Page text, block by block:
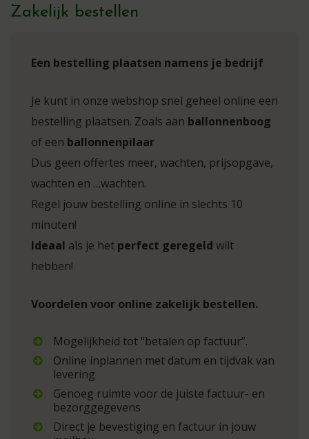
Zakelijk bestellen
Een bestelling plaatsen namens je bedrijf
Je kunt in onze webshop snel geheel online een
bestelling plaatsen. Zoals aan ballonnenboog
of een ballonnenpilaar
Dus geen offertes meer, wachten, prijsopgave,
wachten en …wachten.
Regel jouw bestelling online in slechts 10
minuten!
Ideaal als je het perfect geregeld wilt
hebben!
Voordelen voor online zakelijk bestellen.
Mogelijkheid tot “betalen op factuur”.
Online inplannen met datum en tijdvak van
levering
Genoeg ruimte voor de juiste factuur- en
bezorggegevens
Direct je bevestiging en factuur in jouw